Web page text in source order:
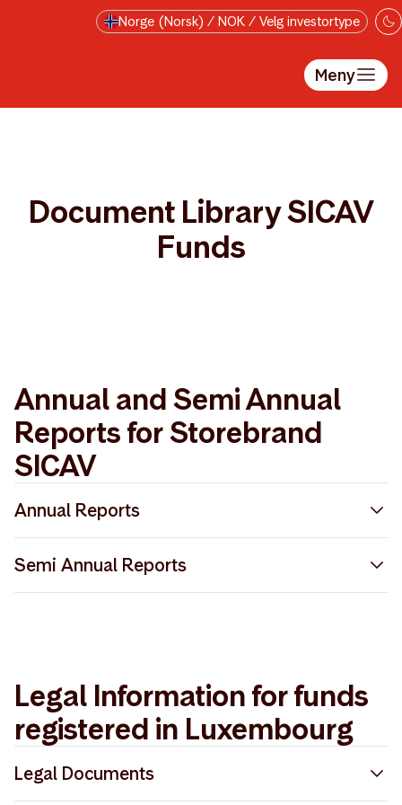
Hopp til hovedinnholdetNorge (Norsk) / NOK / Velg investortype
Meny
Document Library SICAV
Funds
Annual and Semi Annual
Reports for Storebrand
SICAV
Annual Reports
Storebrand SICAV Annual Report 2025
Storebrand SICAV Annual Report 2024
Semi Annual Reports
Storebrand SICAV Semi-Annual Report 2024
Legal Information for funds
registered in Luxembourg
Legal Documents